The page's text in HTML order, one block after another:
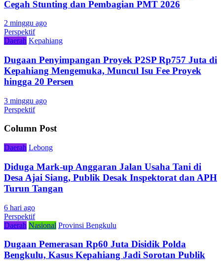
Cegah Stunting dan Pembagian PMT 2026
2 minggu ago
Perspektif
Daerah Kepahiang
Dugaan Penyimpangan Proyek P2SP Rp757 Juta di
Kepahiang Mengemuka, Muncul Isu Fee Proyek
hingga 20 Persen
3 minggu ago
Perspektif
Column Post
Daerah Lebong
Diduga Mark-up Anggaran Jalan Usaha Tani di
Desa Ajai Siang, Publik Desak Inspektorat dan APH
Turun Tangan
6 hari ago
Perspektif
Daerah Nasional Provinsi Bengkulu
Dugaan Pemerasan Rp60 Juta Disidik Polda
Bengkulu, Kasus Kepahiang Jadi Sorotan Publik